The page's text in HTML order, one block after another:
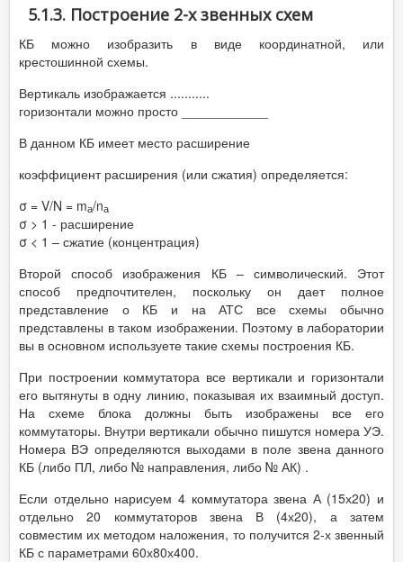
5.1.3. Построение 2-х звенных схем
КБ можно изобразить в виде координатной, или
крестошинной схемы.
Вертикаль изображается ...........
горизонтали можно просто ____________
В данном КБ имеет место расширение
коэффициент расширения (или сжатия) определяется:
σ = V/N = mа/nа
σ > 1 - расширение
σ < 1 – сжатие (концентрация)
Второй способ изображения КБ – символический. Этот
способ предпочтителен, поскольку он дает полное
представление о КБ и на АТС все схемы обычно
представлены в таком изображении. Поэтому в лаборатории
вы в основном используете такие схемы построения КБ.
При построении коммутатора все вертикали и горизонтали
его вытянуты в одну линию, показывая их взаимный доступ.
На схеме блока должны быть изображены все его
коммутаторы. Внутри вертикали обычно пишутся номера УЭ.
Номера ВЭ определяются выходами в поле звена данного
КБ (либо ПЛ, либо № направления, либо № АК) .
Если отдельно нарисуем 4 коммутатора звена А (15х20) и
отдельно 20 коммутаторов звена В (4х20), а затем
совместим их методом наложения, то получится 2-х звенный
КБ с параметрами 60х80х400.